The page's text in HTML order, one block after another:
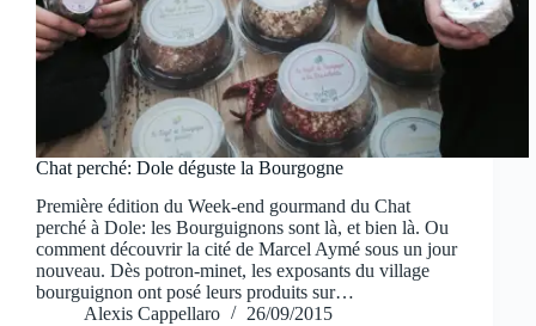
Chat perché: Dole déguste la Bourgogne
Première édition du Week-end gourmand du Chat
perché à Dole: les Bourguignons sont là, et bien là. Ou
comment découvrir la cité de Marcel Aymé sous un jour
nouveau. Dès potron-minet, les exposants du village
bourguignon ont posé leurs produits sur…
Alexis Cappellaro
26/09/2015